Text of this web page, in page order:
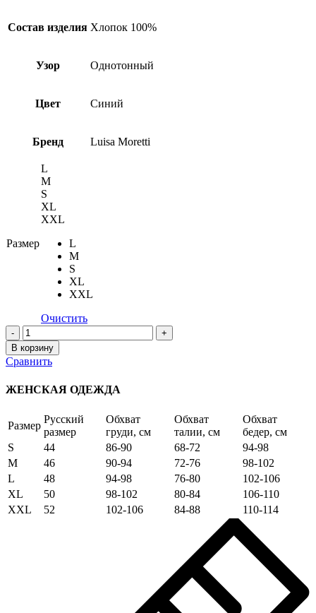
Состав изделия Хлопок 100%
Узор Однотонный
Цвет Синий
Бренд Luisa Moretti
Размер
L
M
S
XL
XXL
L
M
S
XL
XXL
Очистить
Количество
товара
Махровый
Халат
NAVY
В корзину
Сравнить
ЖЕНСКАЯ ОДЕЖДА
Размер
Русский
размер
Обхват
груди, см
Обхват
талии, см
Обхват
бедер, см
S
44 86-90 68-72
94-98
M
46 90-94 72-76
98-102
L
48 94-98 76-80
102-106
XL
50 98-102 80-84
106-110
XXL
52 102-106 84-88 110-114